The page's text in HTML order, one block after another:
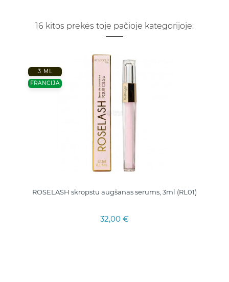
16 kitos prekės toje pačioje kategorijoje:
3 ML
FRANCIJA
ROSELASH skropstu augšanas serums, 3ml (RL01)
32,00 €